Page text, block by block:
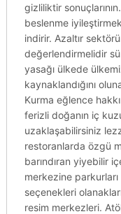
gizliliktir
beslenme
indirir. Azaltır
değerlendirmelidir
yasağı ülkede
kaynaklandığını
Kurma eğlence
ferizli doğanın iç
uzaklaşabilirsiniz
restoranlarda özgü
barındıran yiyebilir
merkezine
seçenekleri
resim merkezleri.